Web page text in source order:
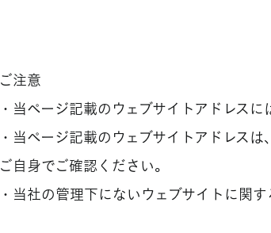
ご注意
・当ページ記載のウェブサイトアドレス
・当ページ記載のウェブサイトアドレス
ご自身でご確認ください。
・当社の管理下にないウェブサイトに関